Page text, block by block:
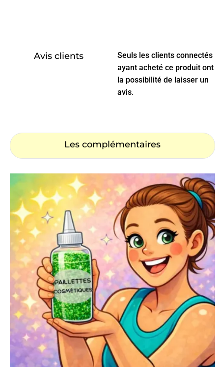
Avis clients
Seuls les clients connectés
ayant acheté ce produit ont
la possibilité de laisser un
avis.
Les complémentaires